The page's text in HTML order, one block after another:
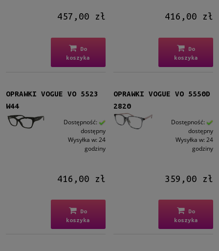
457,00 zł
Do
koszyka
416,00 zł
Do
koszyka
OPRAWKI VOGUE VO 5523
W44
Dostępność:
dostępny
Wysyłka w: 24
godziny
416,00 zł
Do
koszyka
OPRAWKI VOGUE VO 5550D
2820
Dostępność:
dostępny
Wysyłka w: 24
godziny
359,00 zł
Do
koszyka